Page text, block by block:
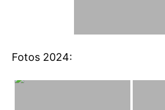
Fotos 2024: